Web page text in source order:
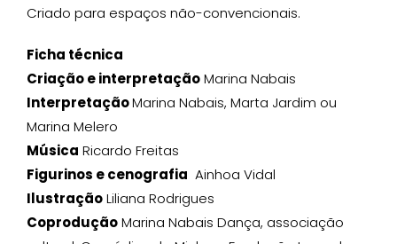
Criado para espaços não-convencionais.
Ficha técnica
Criação e interpretaçãoMarina Nabais
InterpretaçãoMarina Nabais, Marta Jardim ou
Marina Melero
Música Ricardo Freitas
Figurinos e cenografia Ainhoa Vidal
IlustraçãoLiliana Rodrigues
CoproduçãoMarina Nabais Dança, associação